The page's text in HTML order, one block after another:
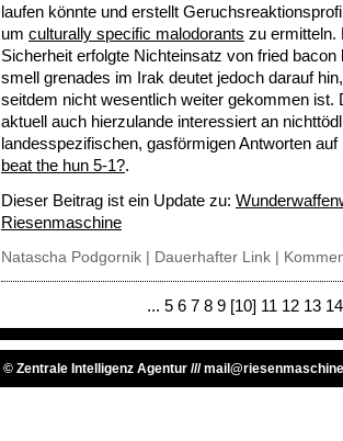
laufen könnte und erstellt
um culturally specific malodorants zu ermitteln.
Sicherheit erfolgte Nichteinsatz von fried bacon
smell grenades im Irak deutet jedoch darauf
seitdem nicht wesentlich weiter gekommen ist.
aktuell auch hierzulande interessiert an
landesspezifischen, gasförmigen Antworten
beat the hun 5-1?.
Dieser Beitrag ist ein Update zu:
Riesenmaschine
Natascha Podgornik | Dauerhafter Link
... 5 6 7 8 9[10] 11 12 13 14
© Zentrale Intelligenz Agentur ///